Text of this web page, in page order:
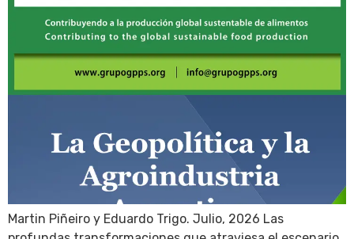
Martin Piñeiro y Eduardo Trigo. Julio, 2026 Las